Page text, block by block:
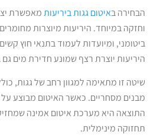
הבחירה באיטום גגות ביריעותמאפשרת
וחזקה במיוחד. היריעות מיוצרות
ביטומני, ומיועדות לעמוד בתנאי חוץ
היריעות יוצרת רצף שמונע חדירת מים גם
שיטה זו מתאימה למגוון רחב של גגות,
מבנים מסחריים. כאשר האיטום מבוצע על
התוצאה היא מערכת איטום אמינה
תחזוקה מינימלית.